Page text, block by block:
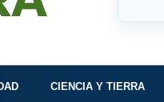
CIENCIA Y TIERRA